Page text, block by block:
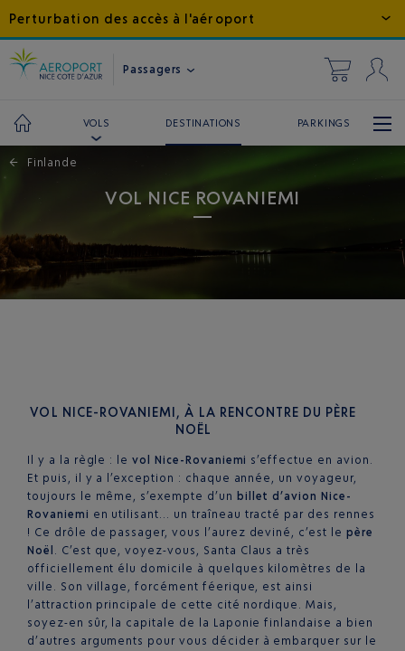
Perturbation des accès à l'aéroport
Passagers
VOLS DESTINATIONS PARKINGS
← Finlande
VOL NICE ROVANIEMI
VOL NICE-ROVANIEMI, À LA RENCONTRE DU PÈRE
NOËL
Il y a la règle : le vol Nice-Rovaniemi s’effectue en avion.
Et puis, il y a l’exception : chaque année, un voyageur,
toujours le même, s’exempte d’un billet d’avion Nice-
Rovaniemi en utilisant… un traîneau tracté par des rennes
! Ce drôle de passager, vous l’aurez deviné, c’est le père
Noël . C’est que, voyez-vous, Santa Claus a très
officiellement élu domicile à quelques kilomètres de la
ville. Son village, forcément féerique, est ainsi
l’attraction principale de cette cité nordique. Mais,
soyez-en sûr, la capitale de la Laponie finlandaise a bien
d’autres arguments pour vous décider à embarquer sur le